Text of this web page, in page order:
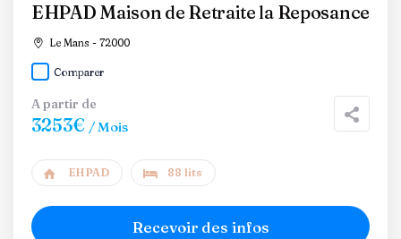
EHPAD Maison de Retraite la Reposance
Le Mans - 72000
Comparer
A partir de
3253€ / Mois
EHPAD 88 lits
Recevoir des infos